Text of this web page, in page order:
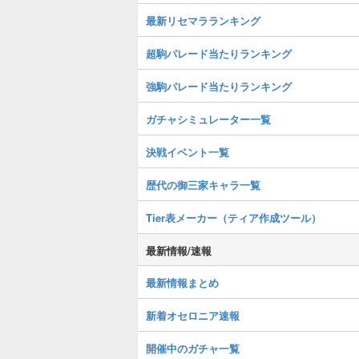
最新リセマラランキング
超駒パレード当たりランキング
強駒パレード当たりランキング
ガチャシミュレーター一覧
決戦イベント一覧
歴代の御三家キャラ一覧
Tier表メーカー（ティア作成ツール）
最新情報/速報
最新情報まとめ
新着オセロニア速報
開催中のガチャ一覧